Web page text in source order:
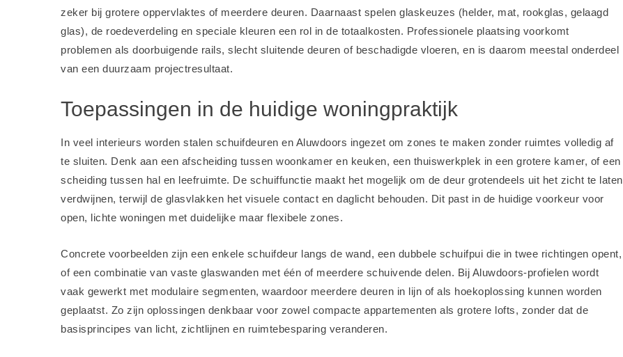
zeker bij grotere oppervlaktes of meerdere deuren. Daarnaast spelen glaskeuzes (helder, mat, rookglas, gelaagd
glas), de roedeverdeling en speciale kleuren een rol in de totaalkosten. Professionele plaatsing voorkomt
problemen als doorbuigende rails, slecht sluitende deuren of beschadigde vloeren, en is daarom meestal onderdeel
van een duurzaam projectresultaat.
Toepassingen in de huidige woningpraktijk
In veel interieurs worden stalen schuifdeuren en Aluwdoors ingezet om zones te maken zonder ruimtes volledig af
te sluiten. Denk aan een afscheiding tussen woonkamer en keuken, een thuiswerkplek in een grotere kamer, of een
scheiding tussen hal en leefruimte. De schuiffunctie maakt het mogelijk om de deur grotendeels uit het zicht te laten
verdwijnen, terwijl de glasvlakken het visuele contact en daglicht behouden. Dit past in de huidige voorkeur voor
open, lichte woningen met duidelijke maar flexibele zones.
Concrete voorbeelden zijn een enkele schuifdeur langs de wand, een dubbele schuifpui die in twee richtingen opent,
of een combinatie van vaste glaswanden met één of meerdere schuivende delen. Bij Aluwdoors-profielen wordt
vaak gewerkt met modulaire segmenten, waardoor meerdere deuren in lijn of als hoekoplossing kunnen worden
geplaatst. Zo zijn oplossingen denkbaar voor zowel compacte appartementen als grotere lofts, zonder dat de
basisprincipes van licht, zichtlijnen en ruimtebesparing veranderen.